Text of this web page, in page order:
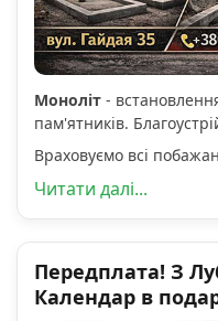
Моноліт -
пам'ятників.
Враховуємо всі
Читати далі...
Передплата! З
Календар в